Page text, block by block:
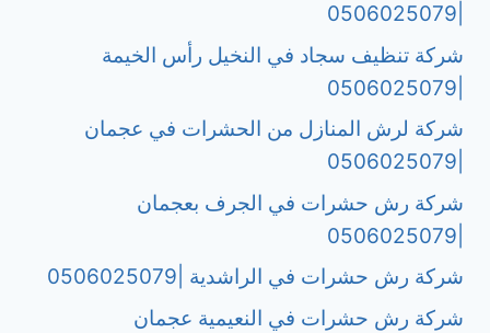
شركة تنظيف سجاد في النخيل رأس الخيمة
شركة لرش المنازل من الحشرات في عجمان
شركة رش حشرات في الجرف بعجمان
شركة رش حشرات في الراشدية |0506025079
شركة رش حشرات في النعيمية عجمان